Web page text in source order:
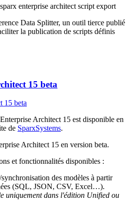
Data Splitter, un outil tierce publié
la publication de scripts définis
15 beta
Architect 15 est disponible en
de SparxSystems.
Architect 15 en version beta.
et fonctionnalités disponibles :
des modèles à partir
(SQL, JSON, CSV, Excel…).
uniquement dans l'édition Unified ou